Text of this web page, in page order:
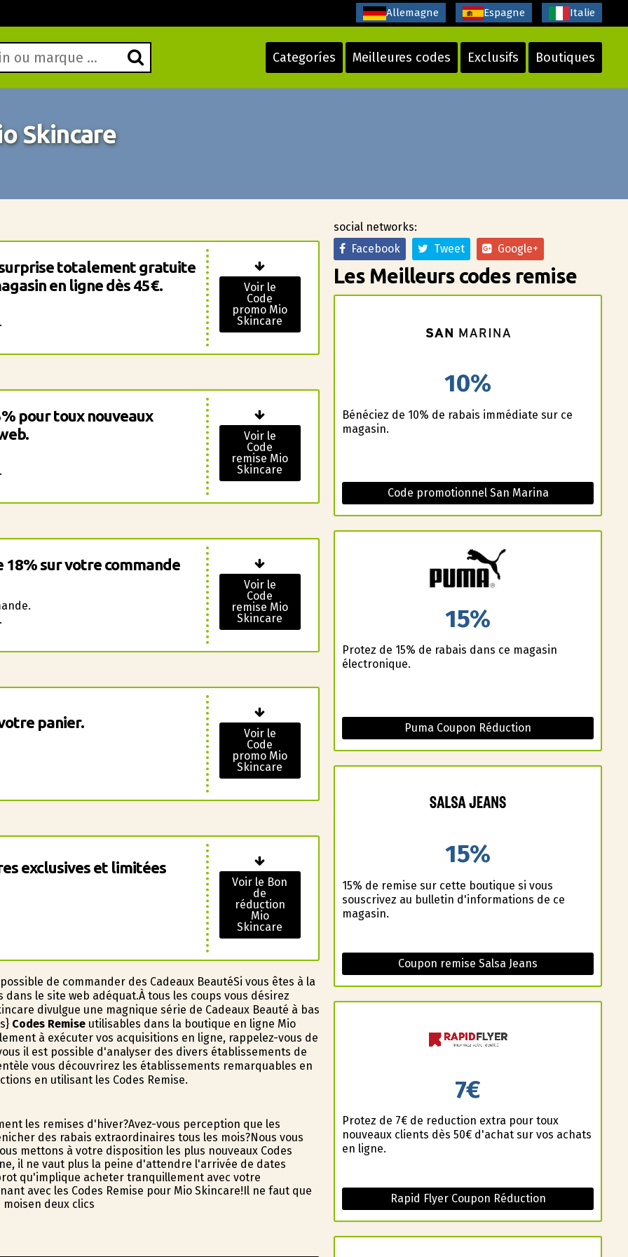
Categoríes Meilleures codes Exclusifs Boutiques
Allemagne Espagne Italie
Skincare
totalement gratuite
en ligne dès 45€.
Voir le
Code
promo Mio
Skincare
pour toux nouveaux
Voir le
Code
remise Mio
Skincare
sur votre commande
Voir le
Code
remise Mio
Skincare
panier.
Voir le
Code
promo Mio
Skincare
exclusives et limitées
Voir le Bon
de
réduction
Mio
Skincare
de commander des Cadeaux BeautéSi vous êtes à la
le site web adéquat.À tous les coups vous désirez
divulgue une magnifique série de Cadeaux Beauté à bas
Codes Remiseutilisables dans la boutique en ligne Mio
à exécuter vos acquisitions en ligne, rappelez-vous de
il est possible d'analyser des divers établissements de
vous découvrirez les établissements remarquables en
en utilisant les Codes Remise.
les remises d'hiver?Avez-vous perception que les
des rabais extraordinaires tous les mois?Nous vous
mettons à votre disposition les plus nouveaux Codes
il ne vaut plus la peine d'attendre l'arrivée de dates
qu'implique acheter tranquillement avec votre
avec les Codes Remise pour Mio Skincare!Il ne faut que
deux clics
social networks:
Facebook
Tweet Google+
Les Meilleurs codes remise
10%
Bénéficiez de 10% de rabais immédiate sur ce
magasin.
Code promotionnel San Marina
15%
Profitez de 15% de rabais dans ce magasin
électronique.
Puma Coupon Réduction
15%
15% de remise sur cette boutique si vous
souscrivez au bulletin d'informations de ce
magasin.
Coupon remise Salsa Jeans
7€
Profitez de 7€ de reduction extra pour toux
nouveaux clients dès 50€ d'achat sur vos achats
en ligne.
Rapid Flyer Coupon Réduction